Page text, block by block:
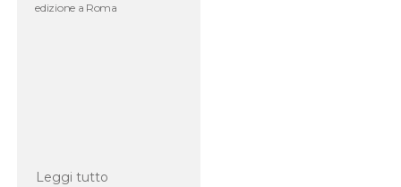
edizione a Roma
Leggi tutto